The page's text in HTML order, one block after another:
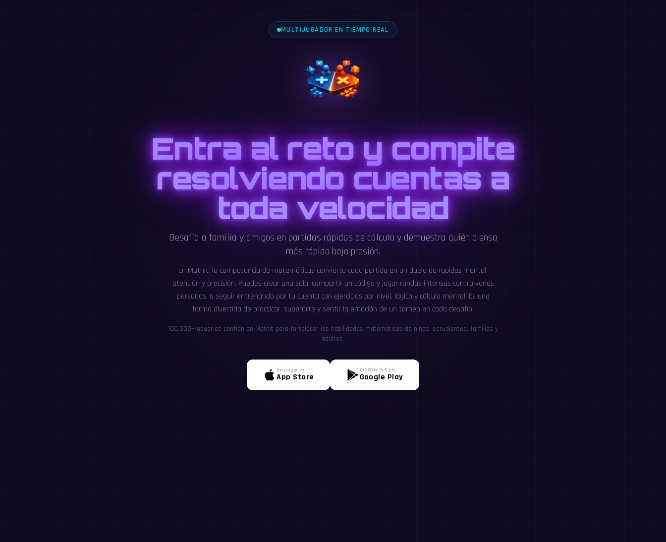
MULTIJUGADOR EN TIEMPO REAL
Entra al reto y compite
resolviendo cuentas a
toda velocidad
Desafía a familia y amigos en partidas rápidas de cálculo y demuestra quién piensa
más rápido bajo presión.
En MathIt, la competencia de matemáticas convierte cada partida en un duelo de rapidez mental,
atención y precisión. Puedes crear una sala, compartir un código y jugar rondas intensas contra varias
personas, o seguir entrenando por tu cuenta con ejercicios por nivel, lógica y cálculo mental. Es una
forma divertida de practicar, superarte y sentir la emoción de un torneo en cada desafío.
100,000+ usuarios confían en MathIt para fortalecer las habilidades matemáticas de niños, estudiantes, familias y
adultos.
Descargar en
App Store
DISPONIBLE EN
Google Play